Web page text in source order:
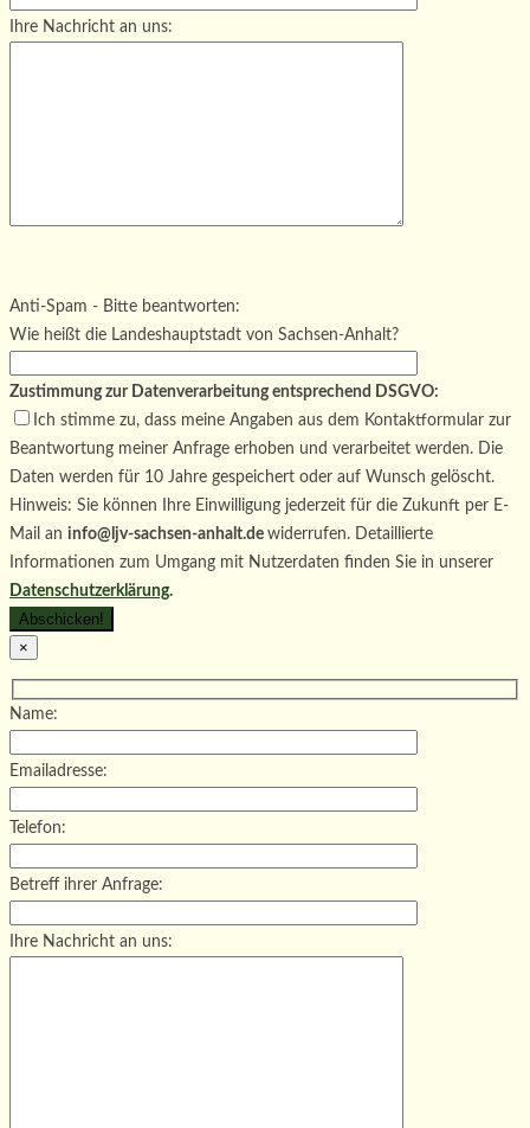
Ihre Nachricht an uns:
Bitte lasse dieses Feld leer.
Anti-Spam - Bitte beantworten:
Wie heißt die Landeshauptstadt von Sachsen-Anhalt?
Zustimmung zur Datenverarbeitung entsprechend DSGVO:
Ich stimme zu, dass meine Angaben aus dem Kontaktformular zur
Beantwortung meiner Anfrage erhoben und verarbeitet werden. Die
Daten werden für 10 Jahre gespeichert oder auf Wunsch gelöscht.
Hinweis: Sie können Ihre Einwilligung jederzeit für die Zukunft per E-
Mail an info@ljv-sachsen-anhalt.de widerrufen. Detaillierte
Informationen zum Umgang mit Nutzerdaten finden Sie in unserer
Datenschutzerklärung.
×
Name:
Emailadresse:
Telefon:
Betreff ihrer Anfrage:
Ihre Nachricht an uns: